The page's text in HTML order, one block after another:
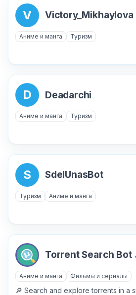
V Victory_Mikhaylova
Аниме и манга Туризм
D Deadarchi
Аниме и манга Туризм
S SdelUnasBot
Туризм Аниме и манга
Torrent Search Bot
Аниме и манга Фильмы и сериалы
🔎 Search and explore torrents in a